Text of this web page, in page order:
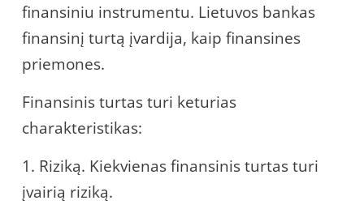
finansiniu instrumentu. Lietuvos bankas
finansinį turtą įvardija, kaip finansines
priemones.
Finansinis turtas turi keturias
charakteristikas:
1. Riziką. Kiekvienas finansinis turtas turi
įvairią riziką.